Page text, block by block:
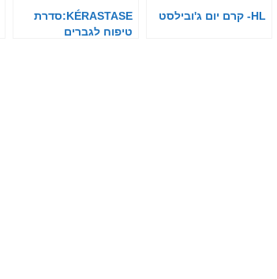
HL- קרם יום ג'ובילסט
KÉRASTASE:סדרת
טיפוח לגברים